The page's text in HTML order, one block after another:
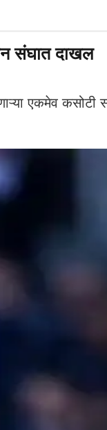
संघात दाखल
एकमेव कसोटी